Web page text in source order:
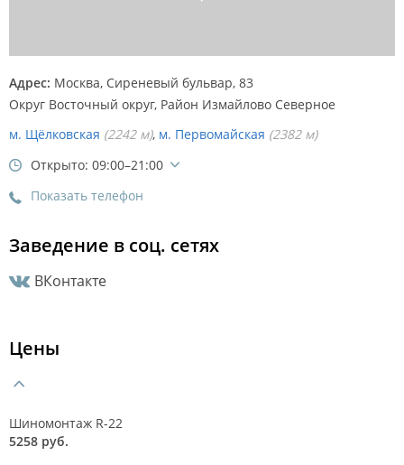
Адрес: Москва, Сиреневый бульвар, 83
Округ Восточный округ, Район Измайлово Северное
м. Щёлковская (2242 м) м. Первомайская (2382 м)
Открыто: 09:00–21:00
Показать телефон
Заведение в соц. сетях
ВКонтакте
Цены
Шиномонтаж R-22
5258 руб.